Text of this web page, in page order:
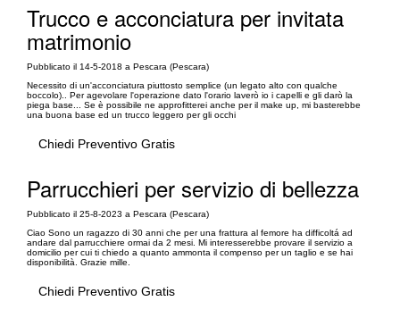
Trucco e acconciatura per invitata
matrimonio
Pubblicato il 14-5-2018 a Pescara (Pescara)
Necessito di un'acconciatura piuttosto semplice (un legato alto con qualche
boccolo).. Per agevolare l'operazione dato l'orario laverò io i capelli e gli darò la
piega base... Se è possibile ne approfitterei anche per il make up, mi basterebbe
una buona base ed un trucco leggero per gli occhi
Chiedi Preventivo Gratis
Parrucchieri per servizio di bellezza
Pubblicato il 25-8-2023 a Pescara (Pescara)
Ciao Sono un ragazzo di 30 anni che per una frattura al femore ha difficoltá ad
andare dal parrucchiere ormai da 2 mesi. Mi interesserebbe provare il servizio a
domicilio per cui ti chiedo a quanto ammonta il compenso per un taglio e se hai
disponibilità. Grazie mille.
Chiedi Preventivo Gratis